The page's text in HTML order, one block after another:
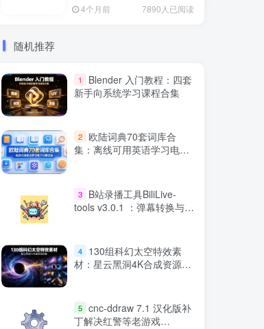
4个月前 7890人已阅读
随机推荐
1
Blender 入门教程：四套
新手向系统学习课程合集
2 欧陆词典70套词库合
集：离线可用英语学习电子
3
B站录播工具BiliLive-
tools v3.0.1 ：弹幕转换与视
4
130组科幻太空特效素
材：星云黑洞4K合成资源合
5 cnc-ddraw 7.1 汉化版补
丁解决红警等老游戏